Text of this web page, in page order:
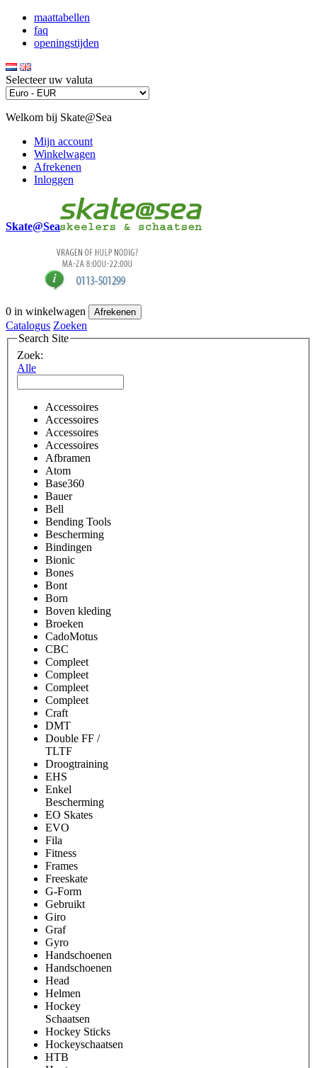
maattabellen
faq
openingstijden
Selecteer uw valuta
Welkom bij Skate@Sea
Mijn account
Winkelwagen
Afrekenen
Inloggen
Skate@Sea
0 in winkelwagen Afrekenen
Catalogus Zoeken
Search Site
Zoek:
Alle
Accessoires
Accessoires
Accessoires
Accessoires
Afbramen
Atom
Base360
Bauer
Bell
Bending Tools
Bescherming
Bindingen
Bionic
Bones
Bont
Born
Boven kleding
Broeken
CadoMotus
CBC
Compleet
Compleet
Compleet
Compleet
Craft
DMT
Double FF /
TLTF
Droogtraining
EHS
Enkel
Bescherming
EO Skates
EVO
Fila
Fitness
Frames
Freeskate
G-Form
Gebruikt
Giro
Graf
Gyro
Handschoenen
Handschoenen
Head
Helmen
Hockey
Schaatsen
Hockey Sticks
Hockeyschaatsen
HTB